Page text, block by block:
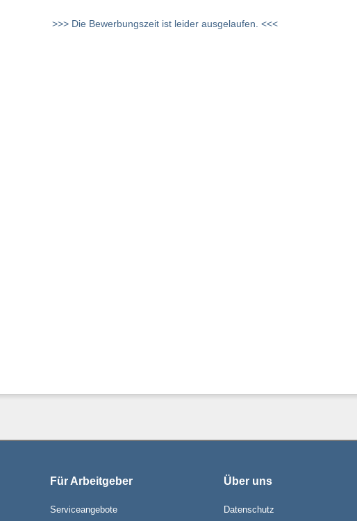
>>> Die Bewerbungszeit ist leider ausgelaufen. <<<
Für Arbeitgeber
Serviceangebote
Über uns
Datenschutz